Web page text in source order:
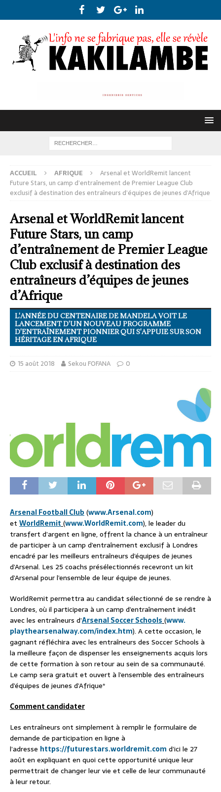
ACCUEIL AFRIQUE
Arsenal et WorldRemit lancent
Future Stars, un camp d’entraînement de Premier League Club
exclusif à destination des entraîneurs d’équipes de jeunes d’Afrique
Arsenal et WorldRemit lancent
Future Stars, un camp
d’entraînement de Premier League
Club exclusif à destination des
entraîneurs d’équipes de jeunes
d’Afrique
L'ANNÉE DU CENTENAIRE DE MANDELA VOIT LE
LANCEMENT D'UN NOUVEAU PROGRAMME
D'ENTRAÎNEMENT PIONNIER QUI S'APPUIE SUR SON
HÉRITAGE EN AFRIQUE
15 août 2018 Sekou FOFANA 0
Arsenal Football Club (www.Arsenal.com)
et WorldRemit (www.WorldRemit.com), le leader du
transfert d’argent en ligne, offrent la chance à un entraîneur
de participer à un camp d’entraînement exclusif à Londres
encadré par les meilleurs entraîneurs d’équipes de jeunes
d’Arsenal. Les 25 coachs présélectionnés recevront un kit
d’Arsenal pour l’ensemble de leur équipe de jeunes.
WorldRemit permettra au candidat sélectionné de se rendre à
Londres, où il participera à un camp d’entraînement inédit
avec les entraîneurs d’Arsenal Soccer Schools (www.
playthearsenalway.com/index.htm). A cette occasion, le
gagnant réfléchira avec les entraîneurs des Soccer Schools à
la meilleure façon de dispenser les enseignements acquis lors
de cette formation à son retour au sein de sa communauté.
Le camp sera gratuit et ouvert à l’ensemble des entraîneurs
d’équipes de jeunes d’Afrique*
Comment candidater
Les entraîneurs ont simplement à remplir le formulaire de
demande de participation en ligne à
l’adresse https://futurestars.worldremit.com d’ici le 27
août en expliquant en quoi cette opportunité unique leur
permettrait de changer leur vie et celle de leur communauté
à leur retour.